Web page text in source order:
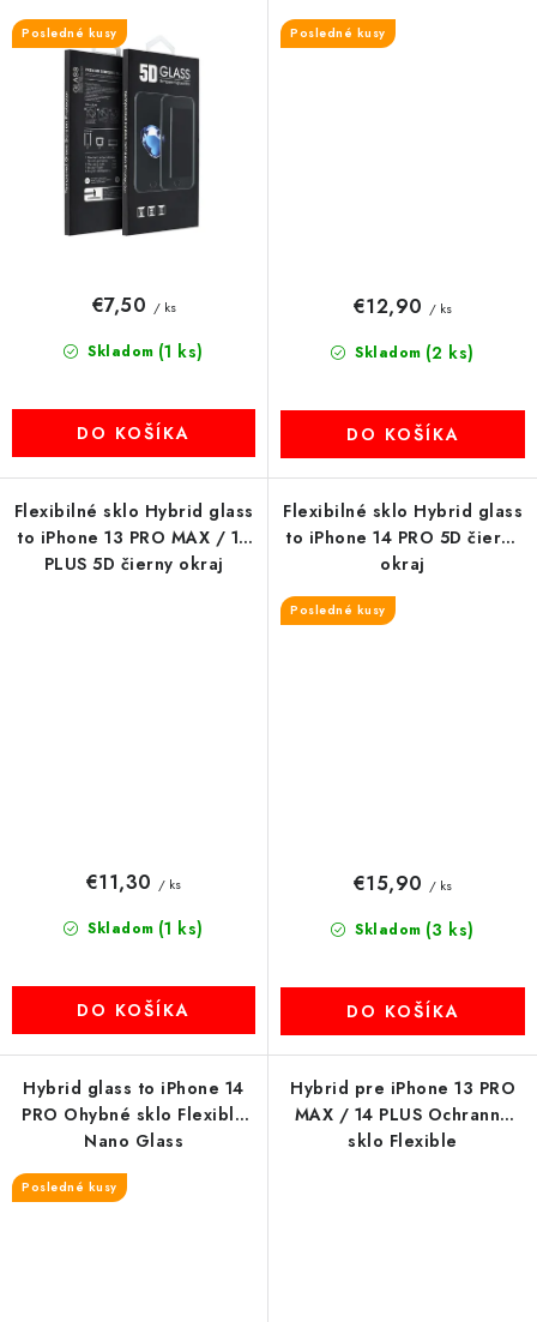
Posledné kusy
Skladom (1 ks)
€7,50 / ks
DO KOŠÍKA
čierny okraj
Posledné kusy
Skladom (2 ks)
€12,90 / ks
DO KOŠÍKA
Flexibilné sklo Hybrid glass
to iPhone 13 PRO MAX / 14
PLUS 5D čierny okraj
Skladom (1 ks)
€11,30 / ks
DO KOŠÍKA
Flexibilné sklo Hybrid glass
to iPhone 14 PRO 5D čierny
okraj
Posledné kusy
Skladom (3 ks)
€15,90 / ks
DO KOŠÍKA
Hybrid glass to iPhone 14
PRO Ohybné sklo Flexible
Nano Glass
Posledné kusy
Hybrid pre iPhone 13 PRO
MAX / 14 PLUS Ochranné
sklo Flexible